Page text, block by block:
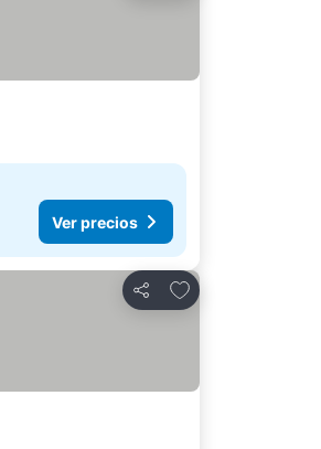
Ver precios
Compartir
Agregar a favoritos